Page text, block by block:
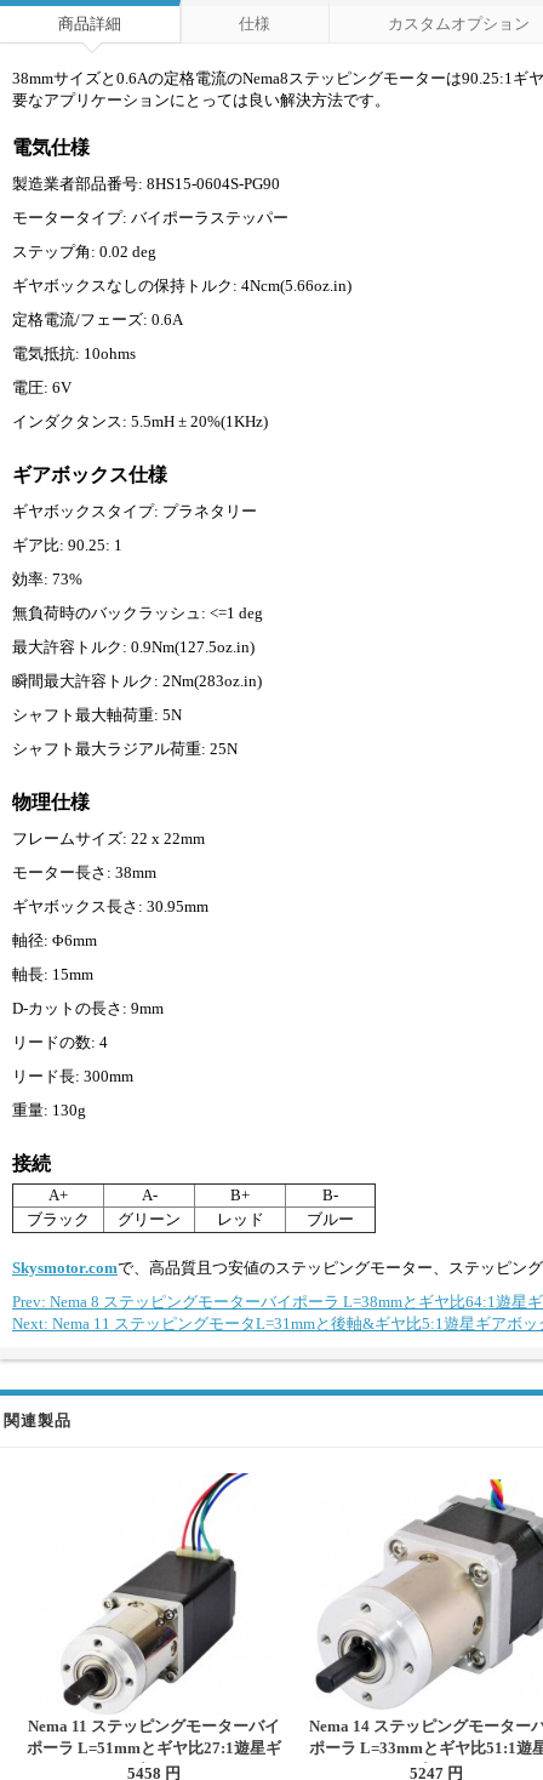
商品詳細 仕様 カスタムオプション
38mmサイズと0.6Aの定格電流のNema8ステッピングモーターは90.25:1
要なアプリケーションにとっては良い解決方法です。
電気仕様
製造業者部品番号: 8HS15-0604S-PG90
モータータイプ: バイポーラステッパー
ステップ角: 0.02 deg
ギヤボックスなしの保持トルク: 4Ncm(5.66oz.in)
定格電流/フェーズ: 0.6A
電気抵抗: 10ohms
電圧: 6V
インダクタンス: 5.5mH ± 20%(1KHz)
ギアボックス仕様
ギヤボックスタイプ: プラネタリー
ギア比: 90.25: 1
効率: 73%
無負荷時のバックラッシュ: <=1 deg
最大許容トルク: 0.9Nm(127.5oz.in)
瞬間最大許容トルク: 2Nm(283oz.in)
シャフト最大軸荷重: 5N
シャフト最大ラジアル荷重: 25N
物理仕様
フレームサイズ: 22 x 22mm
モーター長さ: 38mm
ギヤボックス長さ: 30.95mm
軸径: Φ6mm
軸長: 15mm
D-カットの長さ: 9mm
リードの数: 4
リード長: 300mm
重量: 130g
接続
A+ A- B+
B-
ブラック
グリーン レッド ブルー
Skysmotor.comで、高品質且つ安値のステッピングモーター、ステッピン
Prev: Nema 8 ステッピングモーターバイポーラ L=38mmとギヤ比64:1遊星
Next: Nema 11 ステッピングモータL=31mmと後軸&ギヤ比5:1遊星ギアボッ
関連製品
Nema 11 ステッピングモーターバイ
ポーラ L=51mmとギヤ比27:1遊星ギ
アボックス
5458 円
Nema 14 ステッピングモーター
ポーラ L=33mmとギヤ比51:1遊
アボックス
5247 円